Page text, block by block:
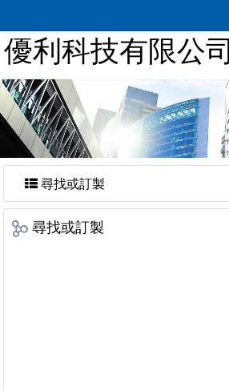
優利科技有限公司
尋找或訂製
尋找或訂製